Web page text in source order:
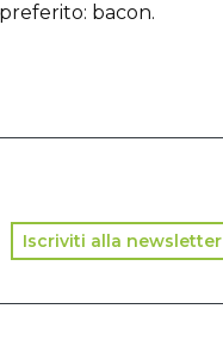
bacon.
Iscriviti alla newsletter